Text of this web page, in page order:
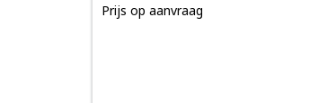
Prijs op aanvraag